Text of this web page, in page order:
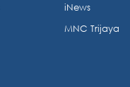
iNews
MNC Trijaya